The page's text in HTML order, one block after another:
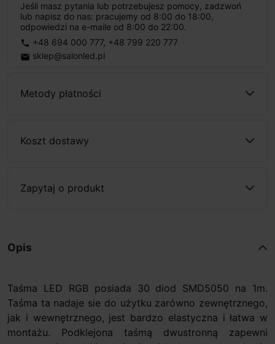
Jeśli masz pytania lub potrzebujesz pomocy, zadzwoń
lub napisz do nas: pracujemy od 8:00 do 18:00,
odpowiedzi na e-maile od 8:00 do 22:00.
phone +48 694 000 777, +48 799 220 777
email sklep@salonled.pl
Metody płatności
Koszt dostawy
Zapytaj o produkt
Opis
Taśma LED RGB posiada 30 diod SMD5050 na 1m.
Taśma ta nadaje sie do użytku zarówno zewnętrznego,
jak i wewnętrznego, jest bardzo elastyczna i łatwa w
montażu. Podklejona taśmą dwustronną zapewni